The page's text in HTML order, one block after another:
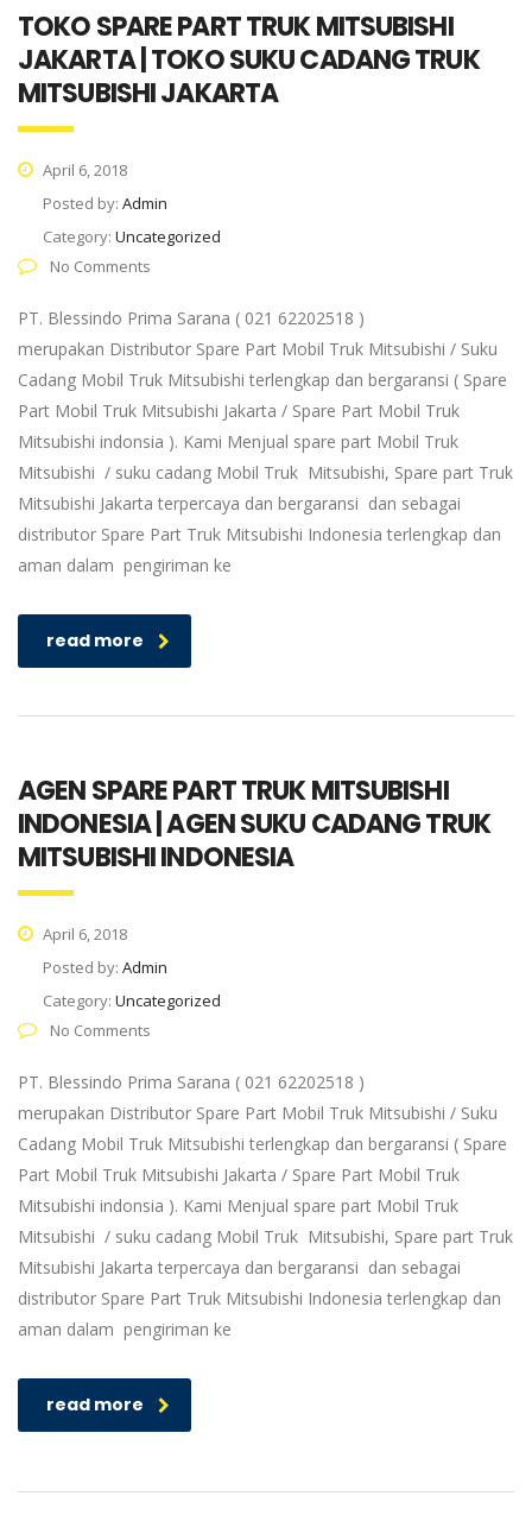
TOKO SPARE PART TRUK MITSUBISHI
JAKARTA | TOKO SUKU CADANG TRUK
MITSUBISHI JAKARTA
April 6, 2018
Posted by: Admin
Category: Uncategorized
No Comments
PT. Blessindo Prima Sarana ( 021 62202518 )
merupakan Distributor Spare Part Mobil Truk Mitsubishi / Suku
Cadang Mobil Truk Mitsubishi terlengkap dan bergaransi ( Spare
Part Mobil Truk Mitsubishi Jakarta / Spare Part Mobil Truk
Mitsubishi indonsia ). Kami Menjual spare part Mobil Truk
Mitsubishi / suku cadang Mobil Truk Mitsubishi, Spare part Truk
Mitsubishi Jakarta terpercaya dan bergaransi dan sebagai
distributor Spare Part Truk Mitsubishi Indonesia terlengkap dan
aman dalam pengiriman ke
read more
AGEN SPARE PART TRUK MITSUBISHI
INDONESIA | AGEN SUKU CADANG TRUK
MITSUBISHI INDONESIA
April 6, 2018
Posted by: Admin
Category: Uncategorized
No Comments
PT. Blessindo Prima Sarana ( 021 62202518 )
merupakan Distributor Spare Part Mobil Truk Mitsubishi / Suku
Cadang Mobil Truk Mitsubishi terlengkap dan bergaransi ( Spare
Part Mobil Truk Mitsubishi Jakarta / Spare Part Mobil Truk
Mitsubishi indonsia ). Kami Menjual spare part Mobil Truk
Mitsubishi / suku cadang Mobil Truk Mitsubishi, Spare part Truk
Mitsubishi Jakarta terpercaya dan bergaransi dan sebagai
distributor Spare Part Truk Mitsubishi Indonesia terlengkap dan
aman dalam pengiriman ke
read more